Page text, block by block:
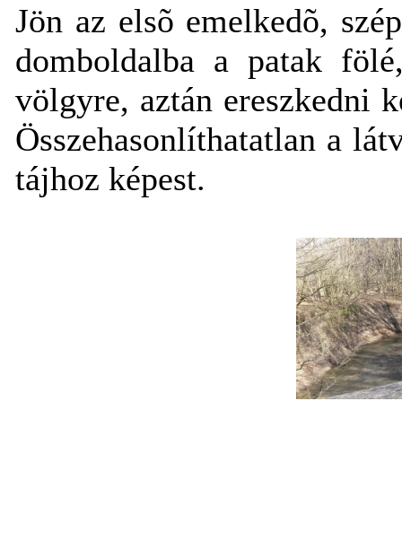
Jön az elsõ emelkedõ,
domboldalba a patak
völgyre, aztán ereszkedni
Összehasonlíthatatlan a
tájhoz képest.